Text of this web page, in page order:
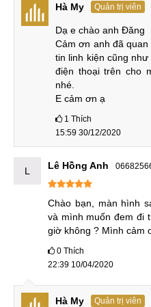
phía khách hàng.
Không như thế, một số cửa
biết của khách hàng để giở
lỗi để tăng chi phí sửa
Galaxy A5 2018 rẻ tiền,
kiện khi khách hàng không để
Vì vậy, khách hàng cần
các thông tin liên quan khi
2017, lựa chọn các trung
hoàng để bảo vệ quyền lợi
Vì sao nên thay
A5 2018 - 17 (A520)
* Đơn vị sửa chữa hàng
MobileCity sở hữu đội ngũ
Hà My Quản trị viên
Dạ e chào anh Đăng
Cảm ơn anh đã
tin linh kiện cũng
điện thoại trên cho
nhé.
E cảm ơn ạ
1 Thích
15:59 30/12/2020
L Lê Hồng Anh
Chào bạn, màn hình
và mình muốn đem đi
giờ không ? Mình cảm
0 Thích
22:39 10/04/2020
Hà My Quản trị viên